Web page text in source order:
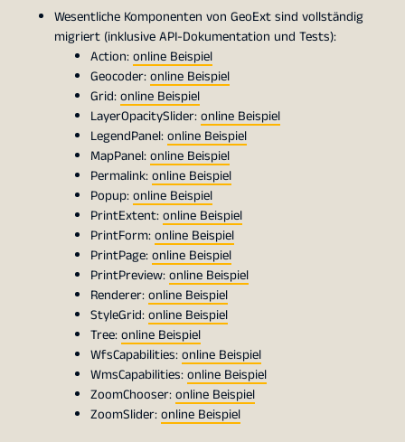
Wesentliche Komponenten von GeoExt sind vollständig
migriert (inklusive API-Dokumentation und Tests):
Action:online Beispiel
Geocoder:online Beispiel
Grid:online Beispiel
LayerOpacitySlider:online Beispiel
LegendPanel:online Beispiel
MapPanel:online Beispiel
Permalink:online Beispiel
Popup:online Beispiel
PrintExtent:online Beispiel
PrintForm:online Beispiel
PrintPage:online Beispiel
PrintPreview:online Beispiel
Renderer:online Beispiel
StyleGrid:online Beispiel
Tree:online Beispiel
WfsCapabilities:online Beispiel
WmsCapabilities:online Beispiel
ZoomChooser:online Beispiel
ZoomSlider:online Beispiel